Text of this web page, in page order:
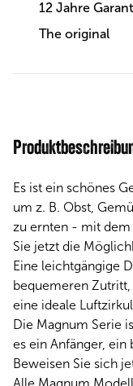
12 Jahre
The original
Es ist ein schönes
um z. B. Obst,
zu ernten - mit dem
Sie jetzt die
Eine leichtgängige
bequemeren
eine ideale
Die Magnum Serie
es ein Anfänger,
Beweisen Sie sich